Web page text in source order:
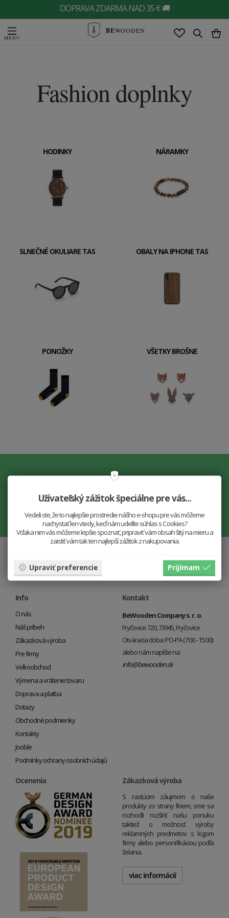
DOPRAVA ZDARMA NAD 35 € 🚚
BEWOODEN
Fashion doplnky
HODINKY NÁRAMKY
SLNEČNÉ OKULIARE TAS OBALY NA IPHONE TAS
PONOŽKY VŠETKY BROŠNE
Nenechajte si ujsť novinky!
Info
O nás
Náš príbeh
Zákazková výroba
Pre firmy
Veľkoobchod
Výmena a vrátenie tovaru
Doprava a platba
Dotazy
Obchodné podmienky
Kontakty
Jooble
Podmínky ochrany osobních údajů
Kontakt
BeWooden Company s. r. o.
Fryčovice 720, 73945, Fryčovice
Otváracia doba: PO-PA (7:00 - 15:00)
alebo nám napíšte na:
info@bewooden.sk
Ocenenia Zákazková výroba
S rastúcim záujmom o naše
produkty zo strany firiem, sme sa
rozhodli rozšíriť našu ponuku
taktiež o možnosť výroby
reklamných predmetov s logom
firmy alebo personifikáciou podľa
želania.
viac informácií
Užívateľský zážitok špeciálne pre vás...
Vedeli ste, že to najlepšie prostredie nášho e-shopu pre vás môžeme
nachystať len vtedy, keď nám udelíte súhlas s Cookies?
Vďaka nim vás môžeme lepšie spoznať, pripraviť vám obsah šitý na mieru a
zaistiť vám tak ten najlepší zážitok z nakupovania.
Upraviť preferencie Prijímam